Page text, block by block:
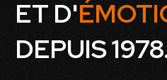
ET D'
DEPUIS